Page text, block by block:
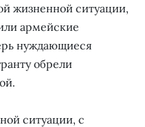
жизненной ситуации,
армейские
нуждающиеся
обрели
ситуации, с